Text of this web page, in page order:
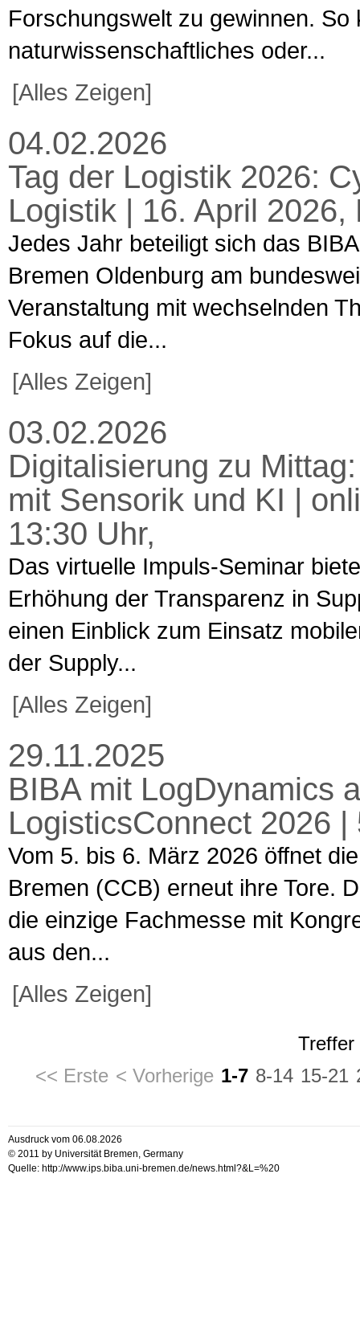
Forschungswelt zu gewinnen.
naturwissenschaftliches oder...
[Alles Zeigen]
04.02.2026
Tag der Logistik 2026:
Logistik | 16. April 2026,
Jedes Jahr beteiligt sich das
Bremen Oldenburg am
Veranstaltung mit wechselnden
Fokus auf die...
[Alles Zeigen]
03.02.2026
Digitalisierung zu
mit Sensorik und KI |
13:30 Uhr,
Das virtuelle Impuls-Seminar
Erhöhung der Transparenz in
einen Einblick zum Einsatz
der Supply...
[Alles Zeigen]
29.11.2025
BIBA mit LogDynamics
LogisticsConnect 2026
Vom 5. bis 6. März 2026 öffnet
Bremen (CCB) erneut ihre Tore.
die einzige Fachmesse mit
aus den...
[Alles Zeigen]
Treffer
<< Erste < Vorherige 1-7 8-14 15-21
Ausdruck vom 06.08.2026
© 2011 by Universität Bremen, Germany
Quelle: http://www.ips.biba.uni-bremen.de/news.html?&L=%20